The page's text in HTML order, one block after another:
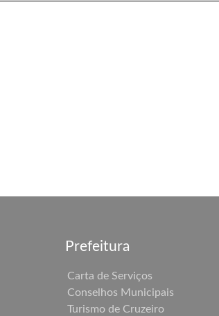
Prefeitura
Carta de Serviços
Conselhos Municipais
Turismo de Cruzeiro